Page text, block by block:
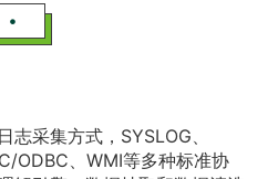
采集方式，SYSLOG、
ODBC、WMI等多种标准协